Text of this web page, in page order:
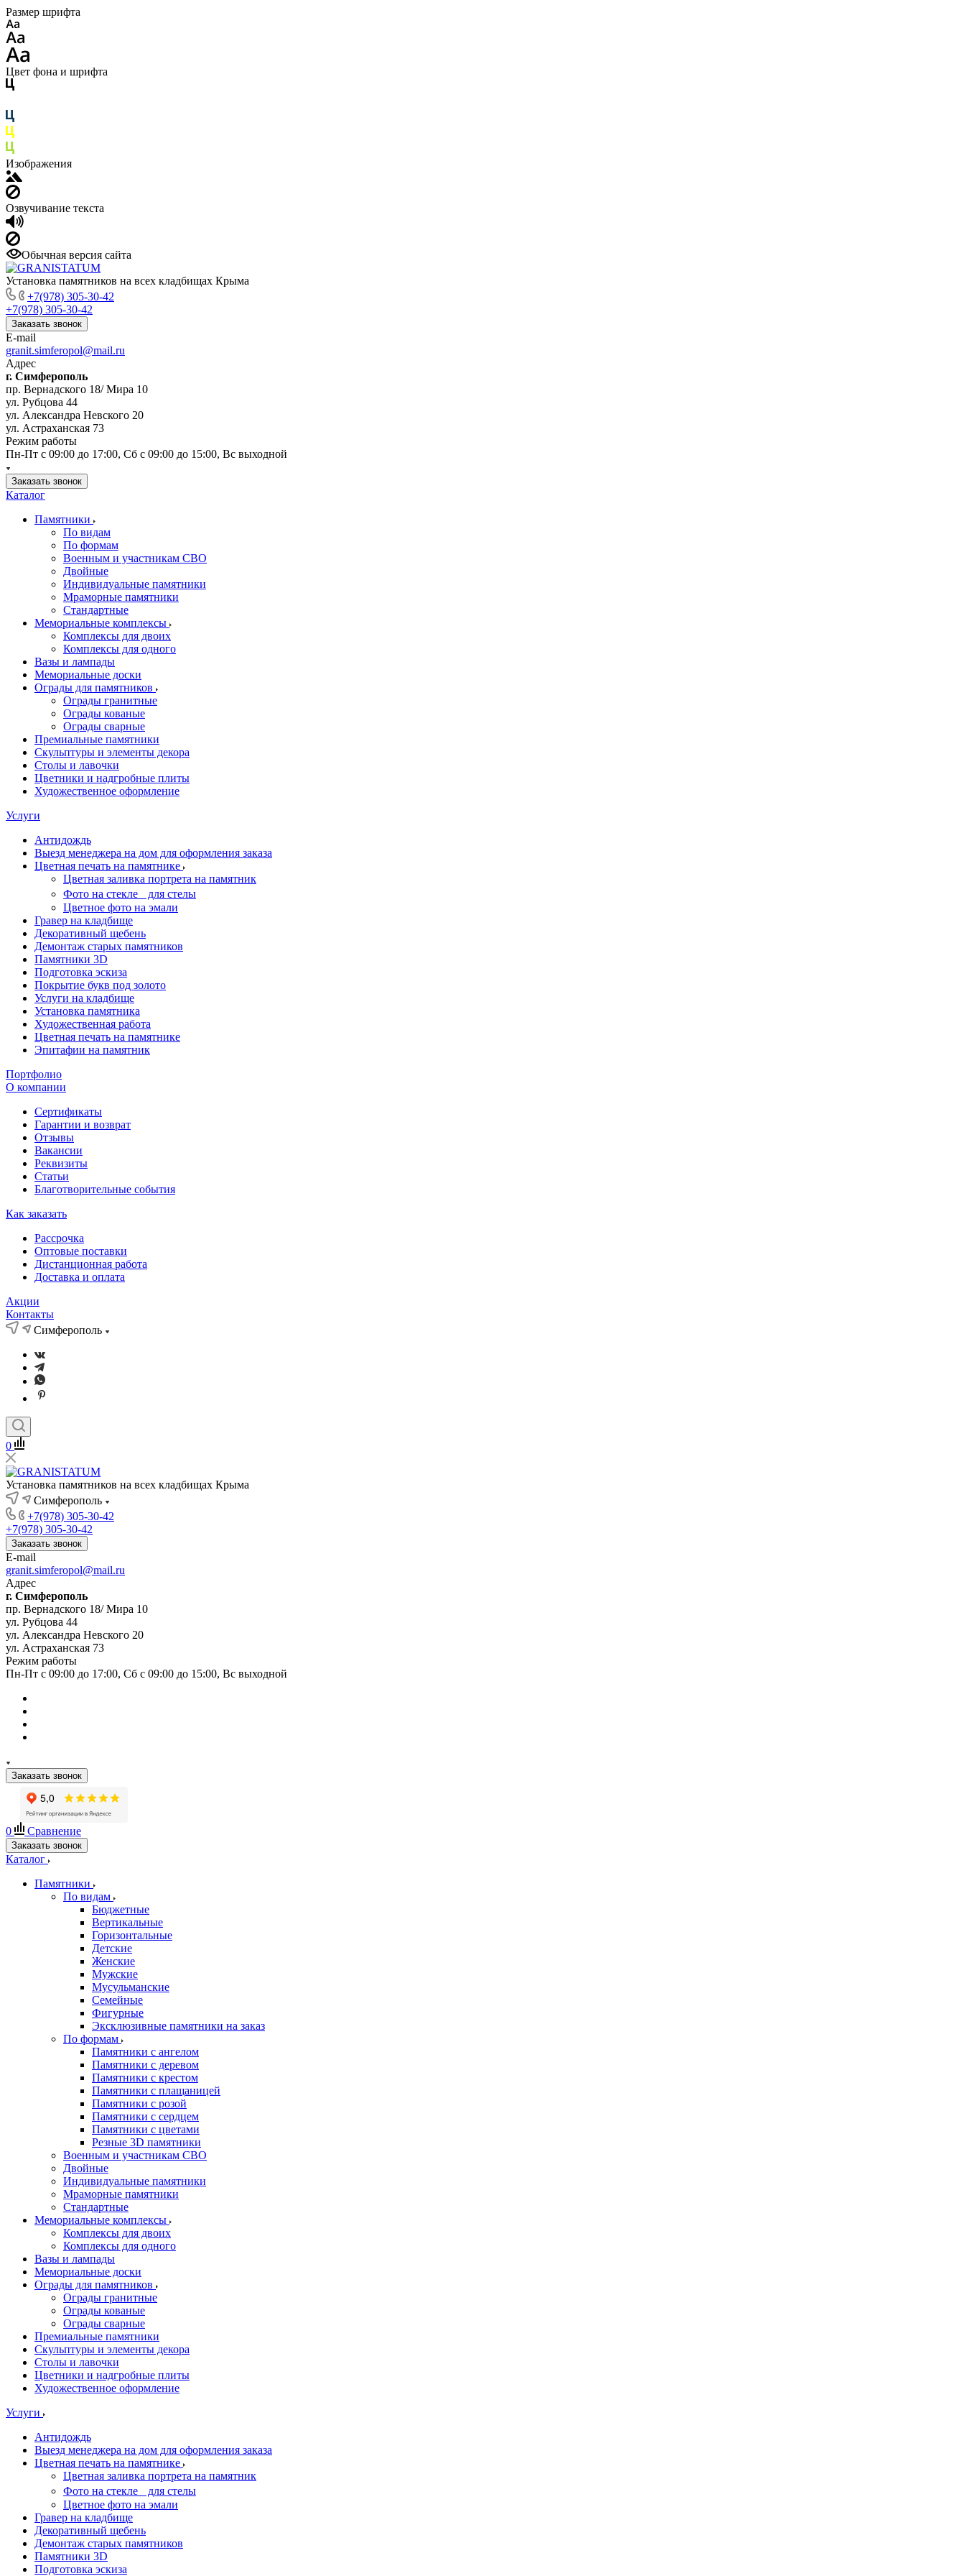
Размер шрифта
Цвет фона и шрифта
Изображения
Озвучивание текста
Обычная версия сайта
Установка памятников на всех кладбищах Крыма
+7(978) 305-30-42
+7(978) 305-30-42
Заказать звонок
E-mail
granit.simferopol@mail.ru
Адрес
г. Симферополь
пр. Вернадского 18/ Мира 10
ул. Рубцова 44
ул. Александра Невского 20
ул. Астраханская 73
Режим работы
Пн-Пт с 09:00 до 17:00, Сб с 09:00 до 15:00, Вс выходной
Заказать звонок
Каталог
Памятники
По видам
По формам
Военным и участникам СВО
Двойные
Индивидуальные памятники
Мраморные памятники
Стандартные
Мемориальные комплексы
Комплексы для двоих
Комплексы для одного
Вазы и лампады
Мемориальные доски
Ограды для памятников
Ограды гранитные
Ограды кованые
Ограды сварные
Премиальные памятники
Скульптуры и элементы декора
Столы и лавочки
Цветники и надгробные плиты
Художественное оформление
Услуги
Антидождь
Выезд менеджера на дом для оформления заказа
Цветная печать на памятнике
Цветная заливка портрета на памятник
Фото на стекле для стелы
Цветное фото на эмали
Гравер на кладбище
Декоративный щебень
Демонтаж старых памятников
Памятники 3D
Подготовка эскиза
Покрытие букв под золото
Услуги на кладбище
Установка памятника
Художественная работа
Цветная печать на памятнике
Эпитафии на памятник
Портфолио
О компании
Сертификаты
Гарантии и возврат
Отзывы
Вакансии
Реквизиты
Статьи
Благотворительные события
Как заказать
Рассрочка
Оптовые поставки
Дистанционная работа
Доставка и оплата
Акции
Контакты
Симферополь
0
Установка памятников на всех кладбищах Крыма
Симферополь
+7(978) 305-30-42
+7(978) 305-30-42
Заказать звонок
E-mail
granit.simferopol@mail.ru
Адрес
г. Симферополь
пр. Вернадского 18/ Мира 10
ул. Рубцова 44
ул. Александра Невского 20
ул. Астраханская 73
Режим работы
Пн-Пт с 09:00 до 17:00, Сб с 09:00 до 15:00, Вс выходной
Заказать звонок
0 Сравнение
Заказать звонок
Каталог
Памятники
По видам
Бюджетные
Вертикальные
Горизонтальные
Детские
Женские
Мужские
Мусульманские
Семейные
Фигурные
Эксклюзивные памятники на заказ
По формам
Памятники с ангелом
Памятники с деревом
Памятники с крестом
Памятники с плащаницей
Памятники с розой
Памятники с сердцем
Памятники с цветами
Резные 3D памятники
Военным и участникам СВО
Двойные
Индивидуальные памятники
Мраморные памятники
Стандартные
Мемориальные комплексы
Комплексы для двоих
Комплексы для одного
Вазы и лампады
Мемориальные доски
Ограды для памятников
Ограды гранитные
Ограды кованые
Ограды сварные
Премиальные памятники
Скульптуры и элементы декора
Столы и лавочки
Цветники и надгробные плиты
Художественное оформление
Услуги
Антидождь
Выезд менеджера на дом для оформления заказа
Цветная печать на памятнике
Цветная заливка портрета на памятник
Фото на стекле для стелы
Цветное фото на эмали
Гравер на кладбище
Декоративный щебень
Демонтаж старых памятников
Памятники 3D
Подготовка эскиза